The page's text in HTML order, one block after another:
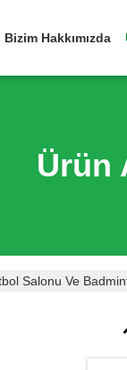
Bizim Hakkımızda
Ürün
Salonu Ve